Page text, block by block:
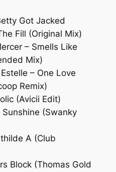
Got Jacked
Fill (Original Mix)
– Smells Like
Mix)
– One Love
Remix)
(Avicii Edit)
(Swanky
A (Club
Block (Thomas Gold